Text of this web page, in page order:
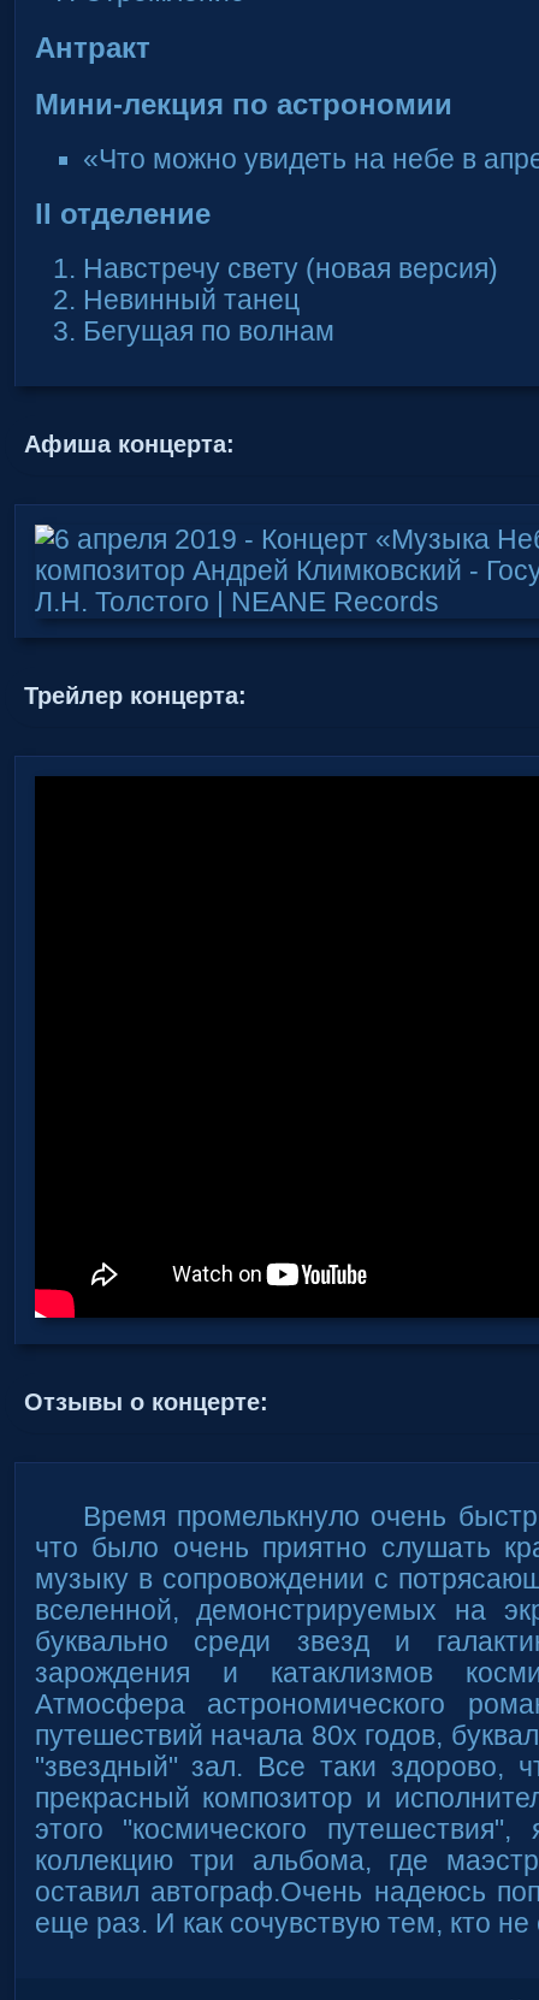
Антракт
Мини-лекция по астрономии
«Что можно увидеть на небе в
II отделение
Навстречу свету (новая версия)
Невинный танец
Бегущая по волнам
Афиша концерта:
Трейлер концерта:
Отзывы о концерте:
Время промелькнуло очень
что было очень приятно слушать
музыку в сопровождении с
вселенной, демонстрируемых на
буквально среди звезд и
зарождения и катаклизмов
Атмосфера астрономического
путешествий начала 80х годов,
"звездный" зал. Все таки здорово,
прекрасный композитор и
этого "космического
коллекцию три альбома, где
оставил автограф.Очень надеюсь
еще раз. И как сочувствую тем, кто не